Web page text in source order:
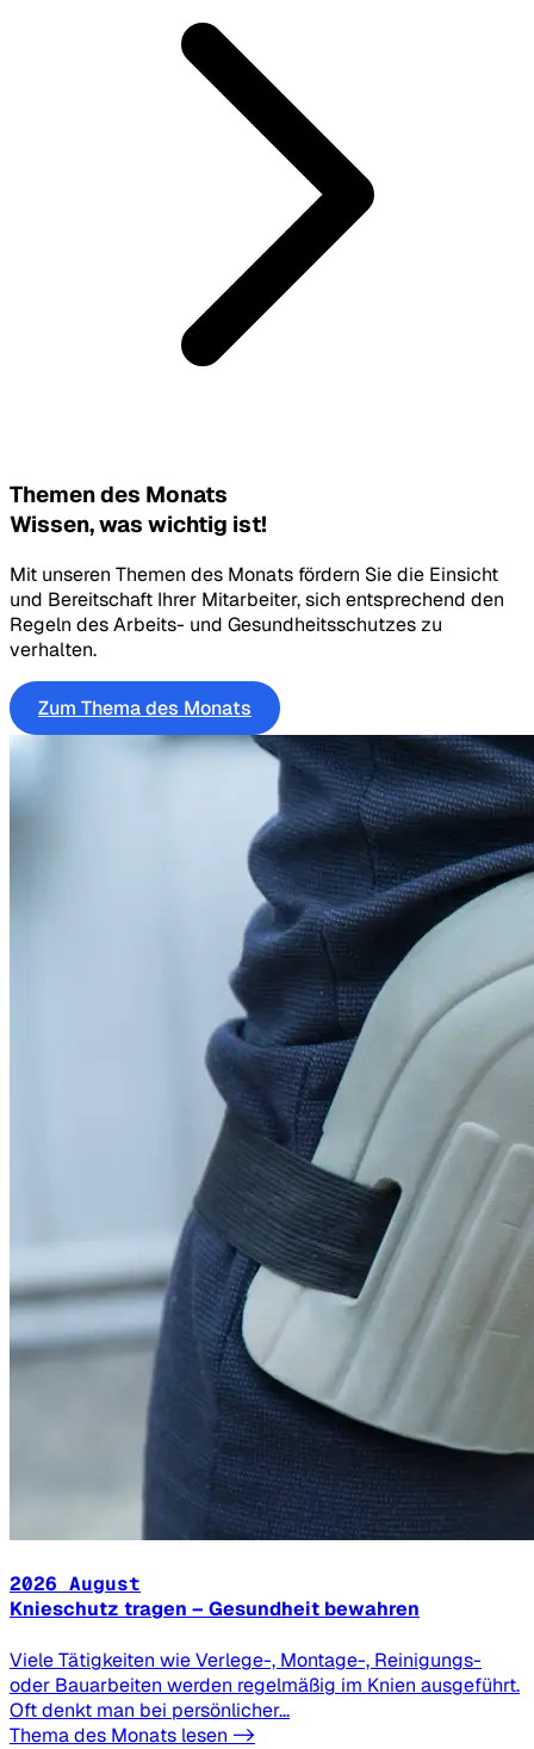
Themen des Monats
Wissen, was wichtig ist!
Mit unseren Themen des Monats fördern Sie die Einsicht
und Bereitschaft Ihrer Mitarbeiter, sich entsprechend den
Regeln des Arbeits- und Gesundheitsschutzes zu
verhalten.
Zum Thema des Monats
2026 August
Knieschutz tragen – Gesundheit bewahren
Viele Tätigkeiten wie Verlege-, Montage-, Reinigungs-
oder Bauarbeiten werden regelmäßig im Knien ausgeführt.
Oft denkt man bei persönlicher...
Thema des Monats lesen ->